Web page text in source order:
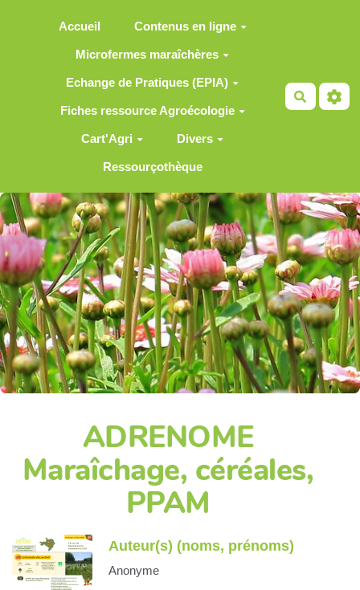
Accueil Contenus en ligne
Microfermes maraîchères
Echange de Pratiques (EPIA)
Fiches ressource Agroécologie
Cart'Agri Divers
Ressourçothèque
ADRENOME
Maraîchage, céréales,
PPAM
Auteur(s) (noms, prénoms)
Anonyme